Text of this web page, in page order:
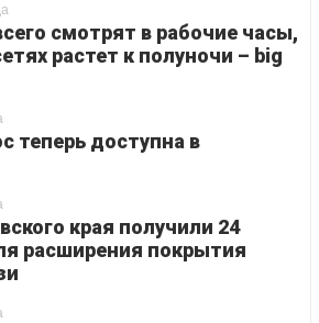
смотрят в рабочие часы,
растет к полуночи – big
теперь доступна в
края получили 24
расширения покрытия